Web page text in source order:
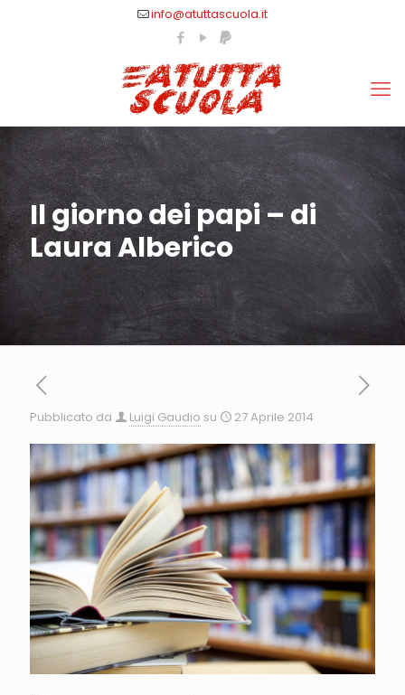
info@atuttascuola.it
Il giorno dei papi – di
Laura Alberico
Pubblicato da Luigi Gaudio su 27 Aprile 2014